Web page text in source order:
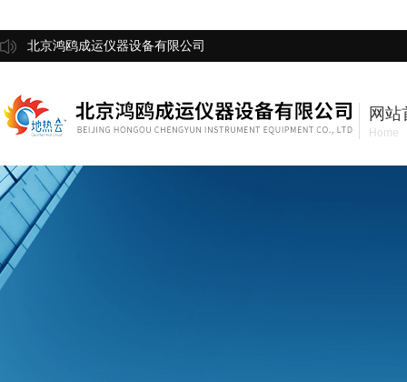
北京鸿鸥成运仪器设备有限公司
网站
Home